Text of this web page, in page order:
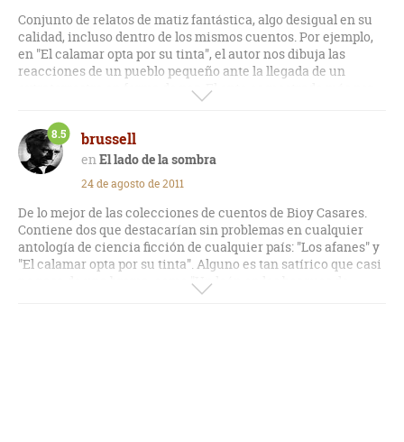
Conjunto de relatos de matiz fantástica, algo desigual en su
calidad, incluso dentro de los mismos cuentos. Por ejemplo,
en "El calamar opta por su tinta", el autor nos dibuja las
reacciones de un pueblo pequeño ante la llegada de un
extraterrestre en forma de pez. El ente es mostrado más por
sus palabras que por su presencia, y el final aunque es
correcto, antes la narración es adornada con hechos
triviales.
brussell
El lado de la sombra
8.5
24 de agosto de 2011
De lo mejor de las colecciones de cuentos de Bioy Casares.
Contiene dos que destacarían sin problemas en cualquier
antología de ciencia ficción de cualquier país: "Los afanes" y
"El calamar opta por su tinta". Alguno es tan satírico que casi
no pasa de una broma, como "Un león en los bosques de
Palermo". El resto, de desparejo nivel.